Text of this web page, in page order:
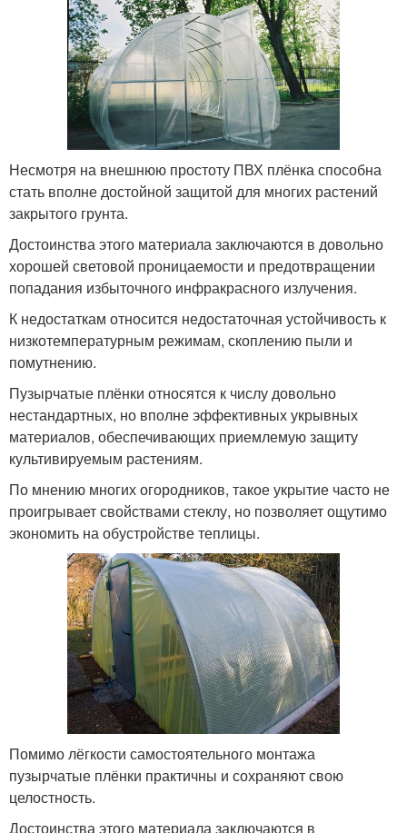
Несмотря на внешнюю простоту ПВХ плёнка способна
стать вполне достойной защитой для многих растений
закрытого грунта.
Достоинства этого материала заключаются в довольно
хорошей световой проницаемости и предотвращении
попадания избыточного инфракрасного излучения.
К недостаткам относится недостаточная устойчивость к
низкотемпературным режимам, скоплению пыли и
помутнению.
Пузырчатые плёнки относятся к числу довольно
нестандартных, но вполне эффективных укрывных
материалов, обеспечивающих приемлемую защиту
культивируемым растениям.
По мнению многих огородников, такое укрытие часто не
проигрывает свойствами стеклу, но позволяет ощутимо
экономить на обустройстве теплицы.
Помимо лёгкости самостоятельного монтажа
пузырчатые плёнки практичны и сохраняют свою
целостность.
Достоинства этого материала заключаются в